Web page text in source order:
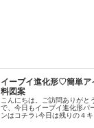
イーブイ進化形♡簡単
料図案
こんにちは。ご訪問ありがと
で、今日もイーブイ進化形パ
ンはコチラ↓今日は残りの４